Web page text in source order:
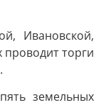
Ивановской,
проводит торги
земельных